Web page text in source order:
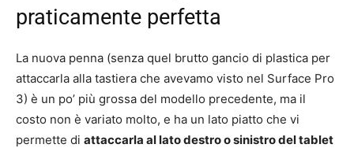
praticamente perfetta
La nuova penna (senza quel brutto gancio di plastica per
attaccarla alla tastiera che avevamo visto nel Surface Pro
3) è un po’ più grossa del modello precedente, ma il
costo non è variato molto, e ha un lato piatto che vi
permette di attaccarla al lato destro o sinistro del tablet